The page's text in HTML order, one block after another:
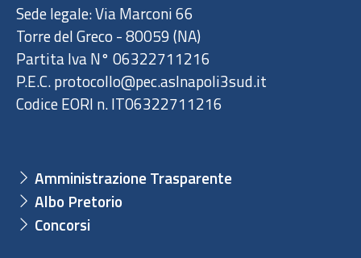
Sede legale: Via Marconi 66
Torre del Greco - 80059 (NA)
Partita Iva N° 06322711216
P.E.C. protocollo@pec.aslnapoli3sud.it
Codice EORI n. IT06322711216
Amministrazione Trasparente
Albo Pretorio
Concorsi